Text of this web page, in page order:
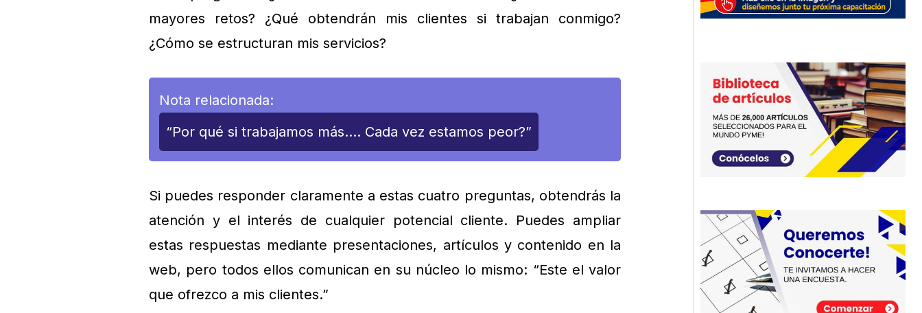
mayores retos? ¿Qué obtendrán mis clientes si trabajan conmigo?
¿Cómo se estructuran mis servicios?
Nota relacionada:
“Por qué si trabajamos más…. Cada vez estamos peor?”
Si puedes responder claramente a estas cuatro preguntas, obtendrás la
atención y el interés de cualquier potencial cliente. Puedes ampliar
estas respuestas mediante presentaciones, artículos y contenido en la
web, pero todos ellos comunican en su núcleo lo mismo: “Este el valor
que ofrezco a mis clientes.”